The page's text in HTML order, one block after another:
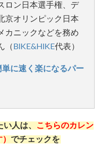
ロン日本選手権、デ
京オリンピック日本
カニックなどを務め
（ BIKE&HIKE代表）
に速く楽になるパー
人は、 こちらのカレン
でチェックを